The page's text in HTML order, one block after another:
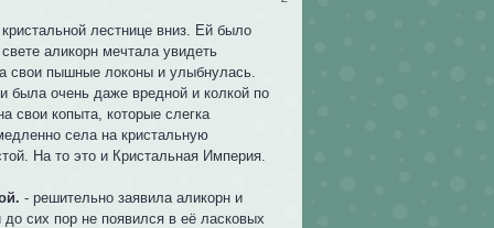
лестнице вниз. Ей было
аликорн мечтала увидеть
свои пышные локоны и улыбнулась.
очень даже вредной и колкой по
свои копыта, которые слегка
села на кристальную
На то это и Кристальная Империя.
- решительно заявила аликорн и
сих пор не появился в её ласковых